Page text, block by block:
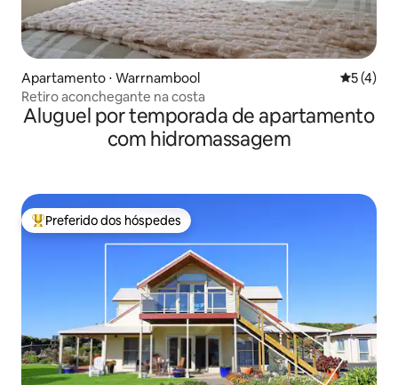
Apartamento ⋅ Warrnambool 5 de
5 (4)
Retiro aconchegante na costa
Aluguel por temporada de apartamento
com hidromassagem
Entre os melhores preferidos dos hóspedes
Preferido dos hóspedes